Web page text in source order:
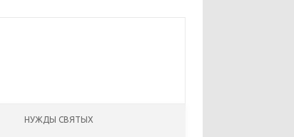
НУЖДЫ СВЯТЫХ